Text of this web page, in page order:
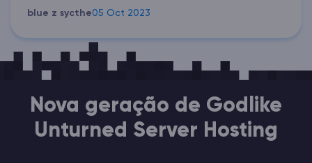
blue z sycthe05 Oct 2023
Nova geração de Godlike
Unturned Server Hosting